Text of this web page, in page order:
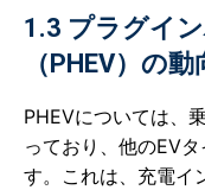
1.3 プラグイ
（PHEV）の動
PHEVについては、
っており、他のEV
す。これは、充電イ